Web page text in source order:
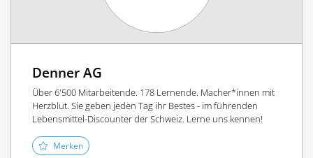
Denner AG
Über 6'500 Mitarbeitende. 178 Lernende. Macher*innen mit
Herzblut. Sie geben jeden Tag ihr Bestes - im führenden
Lebensmittel-Discounter der Schweiz. Lerne uns kennen!
Merken